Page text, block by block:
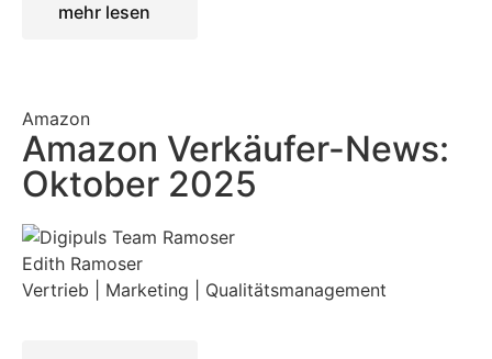
mehr lesen
Amazon
Amazon Verkäufer-News:
Oktober 2025
Edith Ramoser
Vertrieb | Marketing | Qualitätsmanagement